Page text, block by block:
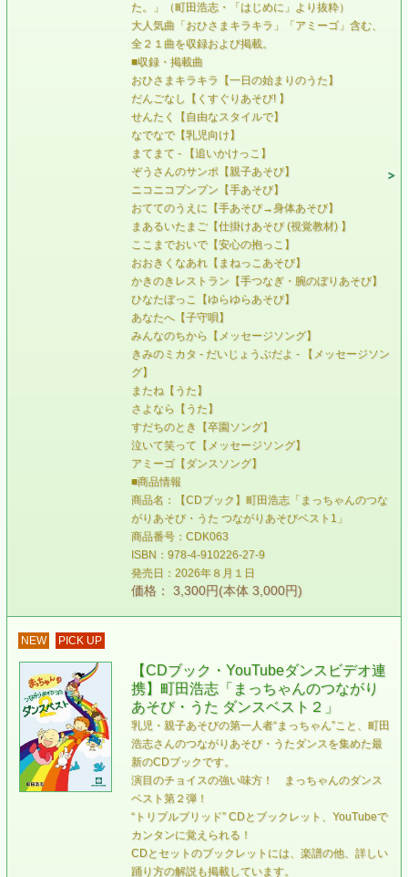
た。」（町田浩志・「はじめに」より抜粋）
大人気曲「おひさまキラキラ」「アミーゴ」含む、
全２１曲を収録および掲載。
■収録・掲載曲
おひさまキラキラ【一日の始まりのうた】
だんごなし【くすぐりあそび! 】
せんたく【自由なスタイルで】
なでなで【乳児向け】
まてまて - 【追いかけっこ】
ぞうさんのサンポ【親子あそび】
ニコニコプンプン【手あそび】
おててのうえに【手あそび→身体あそび】
まあるいたまご【仕掛けあそび (視覚教材) 】
ここまでおいで【安心の抱っこ】
おおきくなあれ【まねっこあそび】
かきのきレストラン【手つなぎ・腕のぼりあそび】
ひなたぼっこ【ゆらゆらあそび】
あなたへ【子守唄】
みんなのちから【メッセージソング】
きみのミカタ - だいじょうぶだよ - 【メッセージソン
グ】
またね【うた】
さよなら【うた】
すだちのとき【卒園ソング】
泣いて笑って【メッセージソング】
アミーゴ【ダンスソング】
■商品情報
商品名：【CDブック】町田浩志「まっちゃんのつな
がりあそび・うた つながりあそびベスト1」
商品番号：CDK063
ISBN：978-4-910226-27-9
発売日：2026年８月１日
価格： 3,300円(本体 3,000円)
NEW PICK UP
【CDブック・YouTubeダンスビデオ連
携】町田浩志「まっちゃんのつながり
あそび・うた ダンスベスト２」
乳児・親子あそびの第一人者“まっちゃん”こと、町田
浩志さんのつながりあそび・うたダンスを集めた最
新のCDブックです。
演目のチョイスの強い味方！ まっちゃんのダンス
ベスト第２弾！
“トリプルブリッド” CDとブックレット、YouTubeで
カンタンに覚えられる！
CDとセットのブックレットには、楽譜の他、詳しい
踊り方の解説も掲載しています。